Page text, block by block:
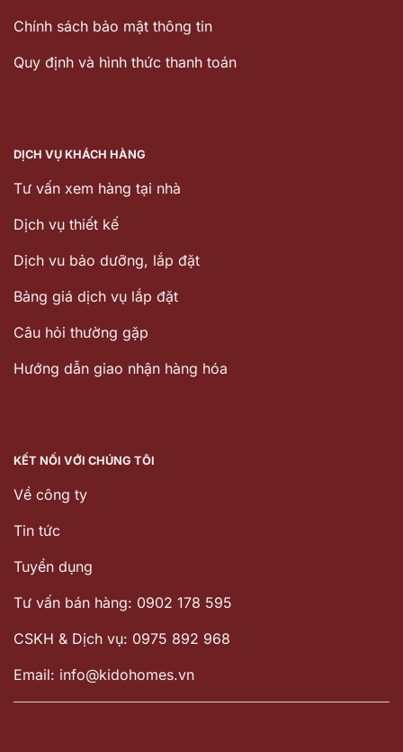
Chính sách bảo mật thông tin
Quy định và hình thức thanh toán
DỊCH VỤ KHÁCH HÀNG
Tư vấn xem hàng tại nhà
Dịch vụ thiết kế
Dịch vu bảo dưỡng, lắp đặt
Bảng giá dịch vụ lắp đặt
Câu hỏi thường gặp
Hướng dẫn giao nhận hàng hóa
KẾT NỐI VỚI CHÚNG TÔI
Về công ty
Tin tức
Tuyển dụng
Tư vấn bán hàng: 0902 178 595
CSKH & Dịch vụ: 0975 892 968
Email: info@kidohomes.vn